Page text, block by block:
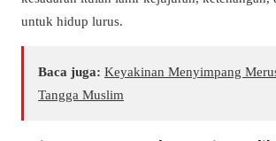
untuk hidup lurus.
Baca juga: Keyakinan Menyimpang
Tangga Muslim